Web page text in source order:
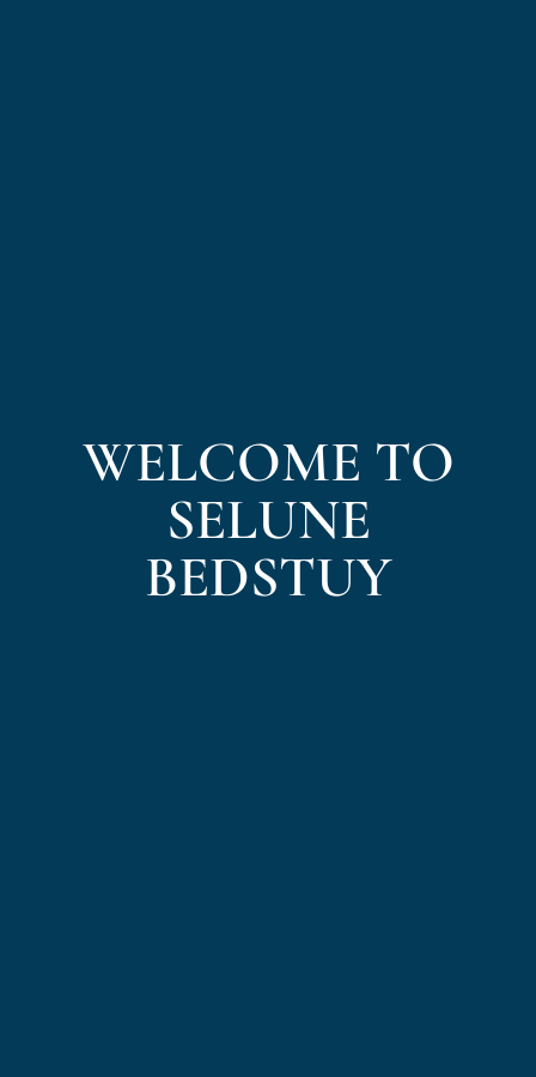
WELCOME TO
SELUNE
BEDSTUY